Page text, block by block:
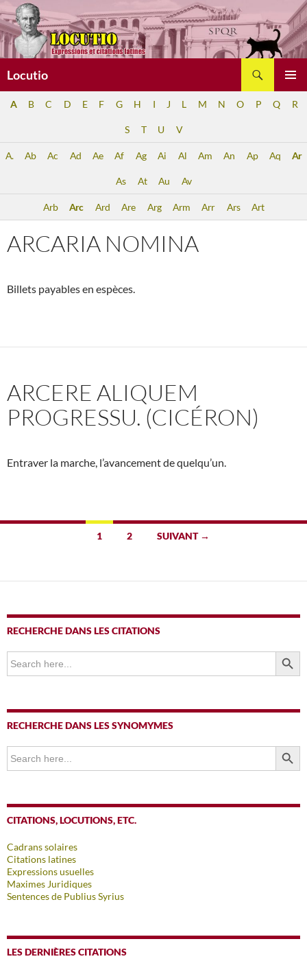
Aller
au
contenu
Locutio
A B C D E F G H I J L M N O P Q R
S T U V
A. Ab Ac Ad Ae Af Ag Ai Al Am An Ap Aq Ar
As At Au Av
Arb Arc Ard Are Arg Arm Arr Ars Art
ARCARIA NOMINA
Billets payables en espèces.
ARCERE ALIQUEM
PROGRESSU. (CICÉRON)
Entraver la marche, l’avancement de quelqu’un.
articles
1 2 SUIVANT →
RECHERCHE DANS LES CITATIONS
Search
for:
SEARCH
RECHERCHE DANS LES SYNOMYMES
Search
for:
SEARCH
CITATIONS, LOCUTIONS, ETC.
Cadrans solaires
Citations latines
Expressions usuelles
Maximes Juridiques
Sentences de Publius Syrius
LES DERNIÈRES CITATIONS